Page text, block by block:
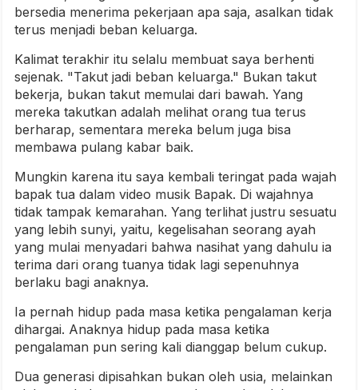
bersedia menerima pekerjaan apa saja, asalkan tidak
terus menjadi beban keluarga.
Kalimat terakhir itu selalu membuat saya berhenti
sejenak. "Takut jadi beban keluarga." Bukan takut
bekerja, bukan takut memulai dari bawah. Yang
mereka takutkan adalah melihat orang tua terus
berharap, sementara mereka belum juga bisa
membawa pulang kabar baik.
Mungkin karena itu saya kembali teringat pada wajah
bapak tua dalam video musik Bapak. Di wajahnya
tidak tampak kemarahan. Yang terlihat justru sesuatu
yang lebih sunyi, yaitu, kegelisahan seorang ayah
yang mulai menyadari bahwa nasihat yang dahulu ia
terima dari orang tuanya tidak lagi sepenuhnya
berlaku bagi anaknya.
Ia pernah hidup pada masa ketika pengalaman kerja
dihargai. Anaknya hidup pada masa ketika
pengalaman pun sering kali dianggap belum cukup.
Dua generasi dipisahkan bukan oleh usia, melainkan